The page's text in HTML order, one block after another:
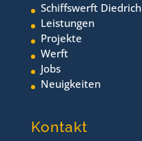
Schiffswerft Diedrich
Leistungen
Projekte
Werft
Jobs
Neuigkeiten
Kontakt